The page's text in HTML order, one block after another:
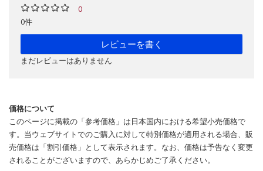
0
0件
レビューを書く
まだレビューはありません
価格について
このページに掲載の「参考価格」は日本国内における希望小売価格で
す。当ウェブサイトでのご購入に対して特別価格が適用される場合、販
売価格は「割引価格」として表示されます。なお、価格は予告なく変更
されることがございますので、あらかじめご了承ください。